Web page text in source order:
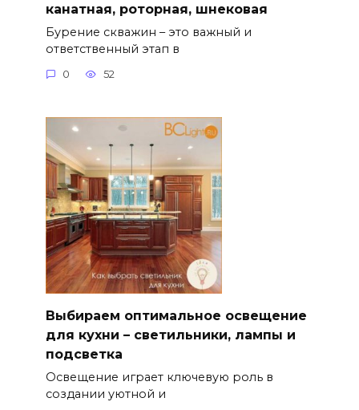
канатная, роторная, шнековая
Бурение скважин – это важный и
ответственный этап в
0 52
Выбираем оптимальное освещение
для кухни – светильники, лампы и
подсветка
Освещение играет ключевую роль в
создании уютной и